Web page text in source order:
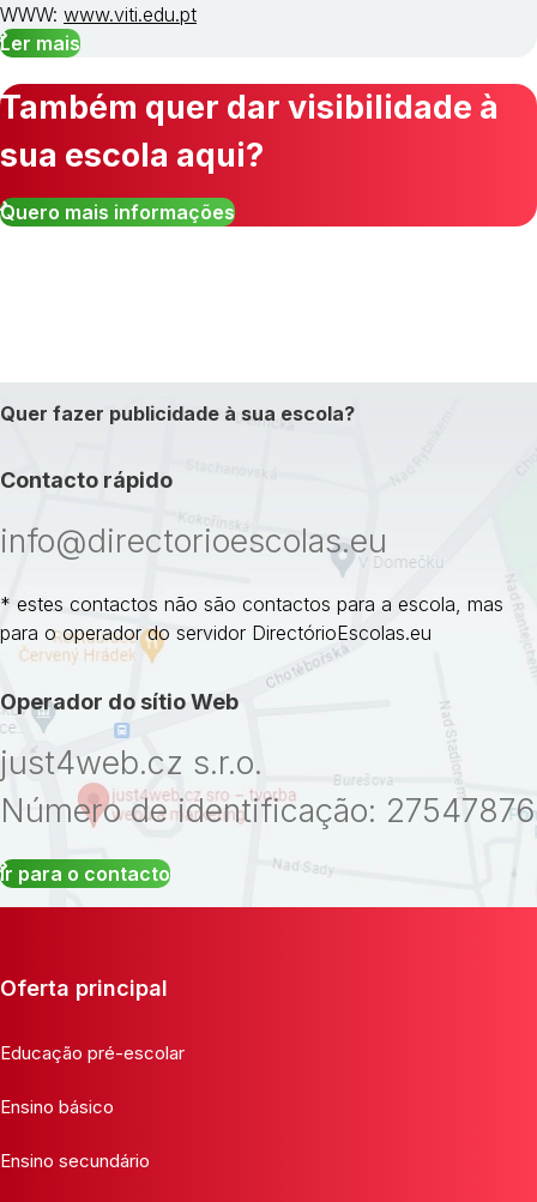
WWW: www.viti.edu.pt
Ler mais
Também quer dar visibilidade à
sua escola aqui?
Quero mais informações
Quer fazer publicidade à sua escola?
Contacto rápido
info@directorioescolas.eu
* estes contactos não são contactos para a escola, mas
para o operador do servidor DirectórioEscolas.eu
Operador do sítio Web
just4web.cz s.r.o.
Número de identificação: 27547876
Ir para o contacto
Oferta principal
Educação pré-escolar
Ensino básico
Ensino secundário